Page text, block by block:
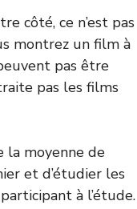
côté, ce n’est pas
montrez un film à
pas être
pas les films
la moyenne de
et d’étudier les
à l’étude.